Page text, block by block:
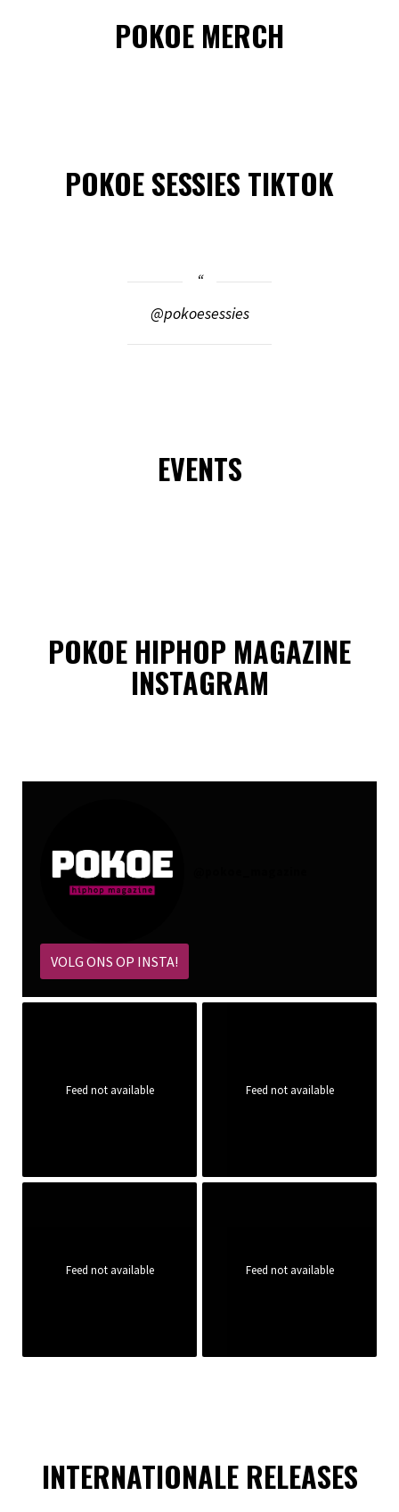
POKOE MERCH
POKOE SESSIES TIKTOK
@pokoesessies
EVENTS
POKOE HIPHOP MAGAZINE
INSTAGRAM
VOLG ONS OP INSTA!
Feed not available Feed not available
Feed not available Feed not available
INTERNATIONALE RELEASES